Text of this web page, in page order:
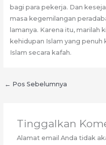
bagi para pekerja. Dan
masa kegemilangan
lamanya. Karena itu, marilah
kehidupan Islam yang
Islam secara kafah.
← Pos Sebelumnya
Tinggalkan
Alamat email Anda tidak